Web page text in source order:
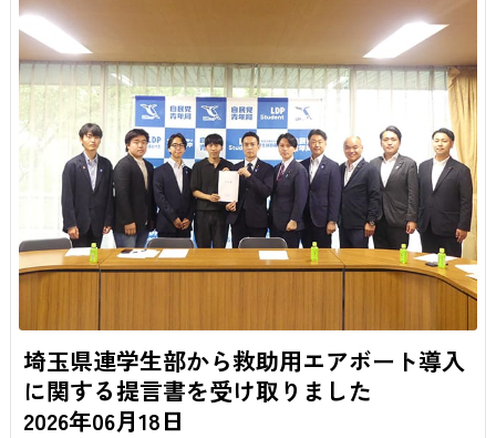
埼玉県連学生部から救助用エアボート導入
に関する提言書を受け取りました
2026年06月18日